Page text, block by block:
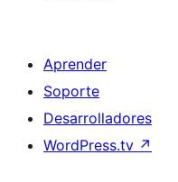
Aprender
Soporte
Desarrolladores
WordPress.tv ↗